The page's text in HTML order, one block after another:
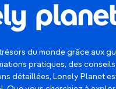
du monde grâce aux
pratiques, des
détaillées, Lonely Planet